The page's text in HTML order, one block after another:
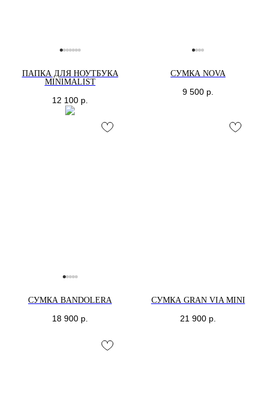
ПАПКА ДЛЯ НОУТБУКА
MINIMALIST
12 100 р.
СУМКА NOVA
9 500 р.
СУМКА BANDOLERA
18 900 р.
СУМКА GRAN VIA MINI
21 900 р.